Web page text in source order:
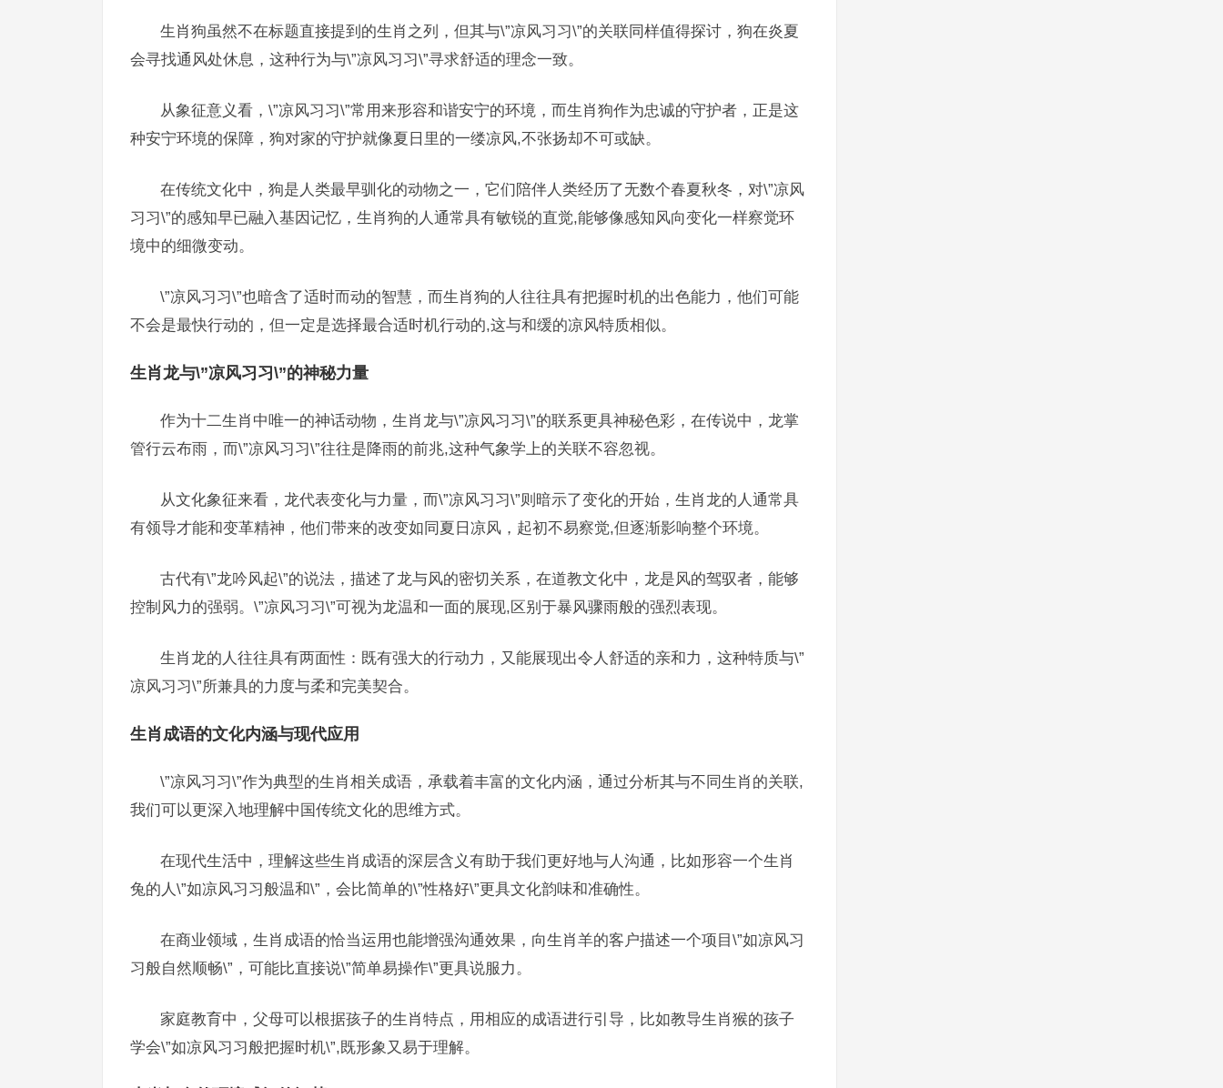
生肖狗虽然不在标题直接提到的生肖之列，但其与\”凉风习习\”的关联同样值得探讨，狗在炎夏
会寻找通风处休息，这种行为与\”凉风习习\”寻求舒适的理念一致。
从象征意义看，\”凉风习习\”常用来形容和谐安宁的环境，而生肖狗作为忠诚的守护者，正是这
种安宁环境的保障，狗对家的守护就像夏日里的一缕凉风,不张扬却不可或缺。
在传统文化中，狗是人类最早驯化的动物之一，它们陪伴人类经历了无数个春夏秋冬，对\”凉风
习习\”的感知早已融入基因记忆，生肖狗的人通常具有敏锐的直觉,能够像感知风向变化一样察觉环
境中的细微变动。
\”凉风习习\”也暗含了适时而动的智慧，而生肖狗的人往往具有把握时机的出色能力，他们可能
不会是最快行动的，但一定是选择最合适时机行动的,这与和缓的凉风特质相似。
生肖龙与\”凉风习习\”的神秘力量
作为十二生肖中唯一的神话动物，生肖龙与\”凉风习习\”的联系更具神秘色彩，在传说中，龙掌
管行云布雨，而\”凉风习习\”往往是降雨的前兆,这种气象学上的关联不容忽视。
从文化象征来看，龙代表变化与力量，而\”凉风习习\”则暗示了变化的开始，生肖龙的人通常具
有领导才能和变革精神，他们带来的改变如同夏日凉风，起初不易察觉,但逐渐影响整个环境。
古代有\”龙吟风起\”的说法，描述了龙与风的密切关系，在道教文化中，龙是风的驾驭者，能够
控制风力的强弱。\”凉风习习\”可视为龙温和一面的展现,区别于暴风骤雨般的强烈表现。
生肖龙的人往往具有两面性：既有强大的行动力，又能展现出令人舒适的亲和力，这种特质与\”
凉风习习\”所兼具的力度与柔和完美契合。
生肖成语的文化内涵与现代应用
\”凉风习习\”作为典型的生肖相关成语，承载着丰富的文化内涵，通过分析其与不同生肖的关联,
我们可以更深入地理解中国传统文化的思维方式。
在现代生活中，理解这些生肖成语的深层含义有助于我们更好地与人沟通，比如形容一个生肖
兔的人\”如凉风习习般温和\”，会比简单的\”性格好\”更具文化韵味和准确性。
在商业领域，生肖成语的恰当运用也能增强沟通效果，向生肖羊的客户描述一个项目\”如凉风习
习般自然顺畅\”，可能比直接说\”简单易操作\”更具说服力。
家庭教育中，父母可以根据孩子的生肖特点，用相应的成语进行引导，比如教导生肖猴的孩子
学会\”如凉风习习般把握时机\”,既形象又易于理解。